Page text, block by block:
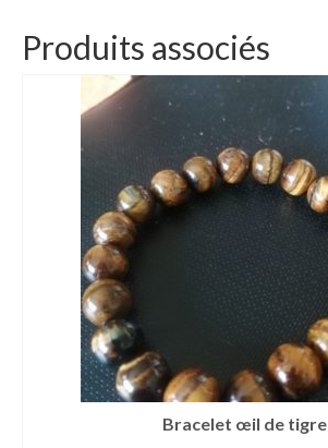
Produits associés
Bracelet œil de tigre